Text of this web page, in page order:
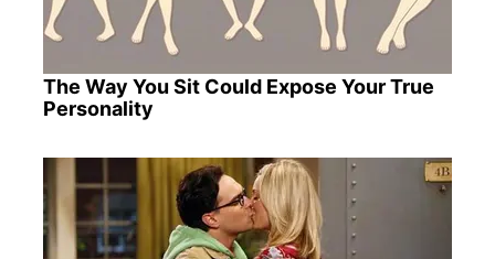
The Way You Sit Could Expose Your True
Personality